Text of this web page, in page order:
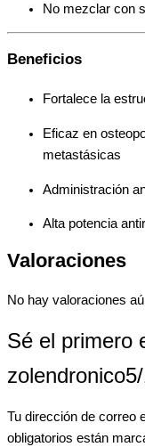
No mezclar con
Beneficios
Fortalece la
Eficaz en
metastásicas
Administración
Alta potencia
Valoraciones
No hay valoraciones
Sé el primero
Tu dirección de correo
obligatorios están